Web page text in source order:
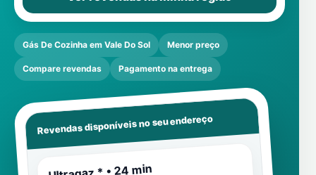
Gás De Cozinha em Vale Do Sol Menor preço
Compare revendas Pagamento na entrega
Revendas disponíveis no seu endereço